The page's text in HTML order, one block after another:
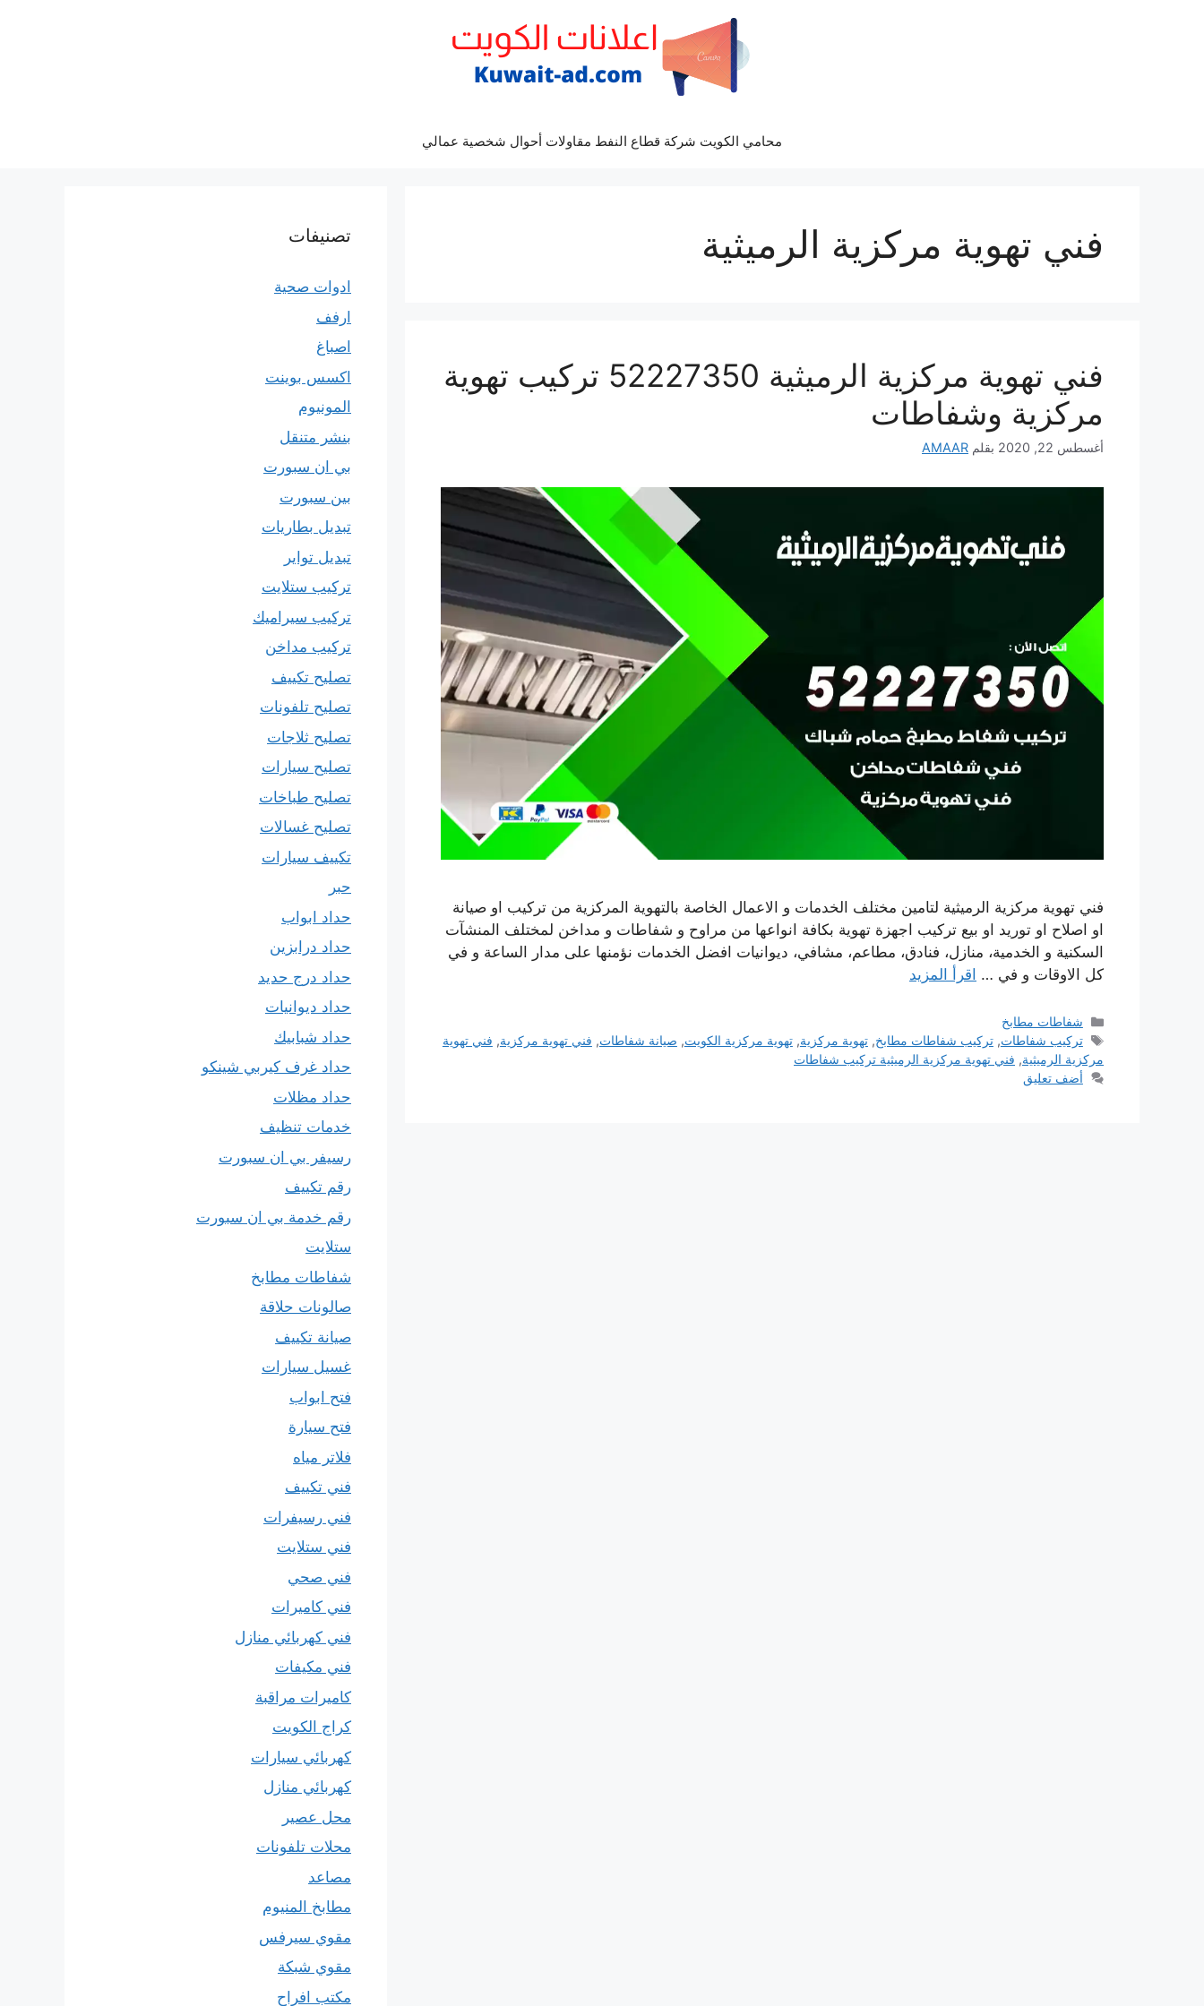
محامي الكويت شركة قطاع النفط مقاولات أحوال شخصية عمالي
فني تهوية مركزية الرميثية
فني تهوية مركزية الرميثية 52227350 تركيب تهوية
مركزية وشفاطات
أغسطس 22, 2020 بقلم AMAAR
فني تهوية مركزية الرميثية لتامين مختلف الخدمات و الاعمال الخاصة بالتهوية المركزية من تركيب او صيانة
او اصلاح او توريد او بيع تركيب اجهزة تهوية بكافة انواعها من مراوح و شفاطات و مداخن لمختلف المنشآت
السكنية و الخدمية، منازل، فنادق، مطاعم، مشافي، ديوانيات افضل الخدمات نؤمنها على مدار الساعة و في
كل الاوقات و في … اقرأ المزيد
التصنيفات
شفاطات مطابخ
الوسوم
تركيب شفاطات,تركيب شفاطات مطابخ,تهوية مركزية,تهوية مركزية الكويت, صيانة شفاطات, فني تهوية مركزية, فني تهوية
مركزية الرميثية, فني تهوية مركزية الرميثية تركيب شفاطات
أضف تعليق
تصنيفات
ادوات صحية
ارفف
اصباغ
اكسس بوينت
المونيوم
بنشر متنقل
بي ان سبورت
بين سبورت
تبديل بطاريات
تبديل تواير
تركيب ستلايت
تركيب سيراميك
تركيب مداخن
تصليح تكييف
تصليح تلفونات
تصليح ثلاجات
تصليح سيارات
تصليح طباخات
تصليح غسالات
تكييف سيارات
حبر
حداد ابواب
حداد درابزين
حداد درج حديد
حداد ديوانيات
حداد شبابيك
حداد غرف كيربي شينكو
حداد مظلات
خدمات تنظيف
رسيفر بي ان سبورت
رقم تكييف
رقم خدمة بي ان سبورت
ستلايت
شفاطات مطابخ
صالونات حلاقة
صيانة تكييف
غسيل سيارات
فتح ابواب
فتح سيارة
فلاتر مياه
فني تكييف
فني رسيفرات
فني ستلايت
فني صحي
فني كاميرات
فني كهربائي منازل
فني مكيفات
كاميرات مراقبة
كراج الكويت
كهربائي سيارات
كهربائي منازل
محل عصير
محلات تلفونات
مصاعد
مطابخ المنيوم
مقوي سيرفس
مقوي شبكة
مكتب افراح